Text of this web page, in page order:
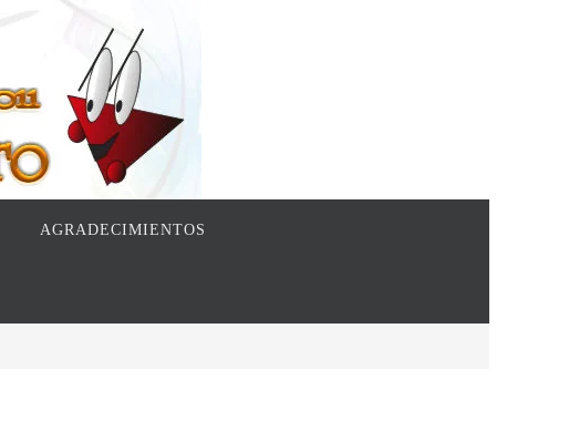
AGRADECIMIENTOS